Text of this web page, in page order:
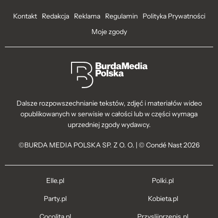
Kontakt Redakcja Reklama Regulamin
Polityka Prywatności
Moje zgody
Dalsze rozpowszechnianie tekstów, zdjęć i materiałów wideo
opublikowanych w serwisie w całości lub w części wymaga
uprzedniej zgody wydawcy.
©BURDA MEDIA POLSKA SP. Z O. O. | © Condé Nast 2026
Elle.pl
Party.pl
Polki.pl
Kobieta.pl